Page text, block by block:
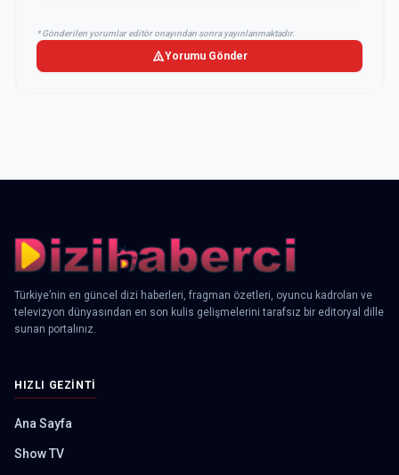
* Gönderilen yorumlar editör onayından sonra yayınlanmaktadır.
Yorumu Gönder
Türkiye’nin en güncel dizi haberleri, fragman özetleri, oyuncu kadroları ve
televizyon dünyasından en son kulis gelişmelerini tarafsız bir editoryal dille
sunan portalınız.
HIZLI GEZINTI
Ana Sayfa
Show TV